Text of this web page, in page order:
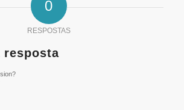
0
RESPOSTAS
resposta